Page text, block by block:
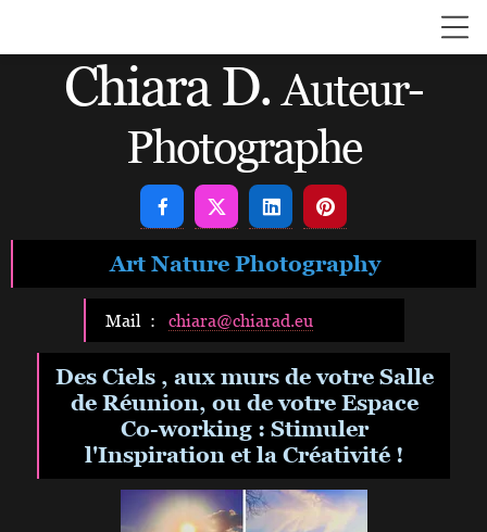
Chiara D.Auteur-
Photographe
   
Art Nature Photography
Mail : chiara@chiarad.eu
Des Ciels , aux murs de votre Salle
de Réunion, ou de votre Espace
Co-working : Stimuler
l'Inspiration et la Créativité !